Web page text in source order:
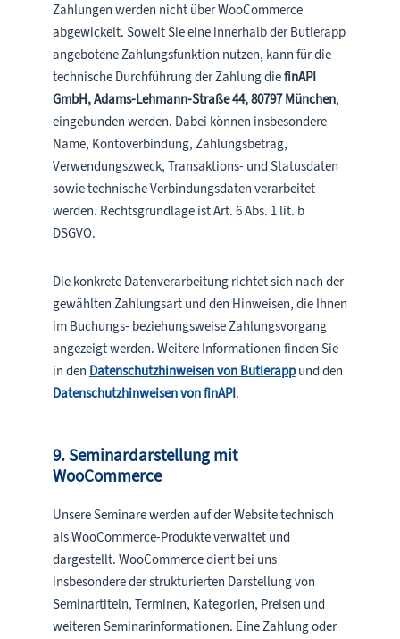
Zahlungen werden nicht über WooCommerce
abgewickelt. Soweit Sie eine innerhalb der Butlerapp
angebotene Zahlungsfunktion nutzen, kann für die
technische Durchführung der Zahlung diefinAPI
GmbH, Adams-Lehmann-Straße 44, 80797 München,
eingebunden werden. Dabei können insbesondere
Name, Kontoverbindung, Zahlungsbetrag,
Verwendungszweck, Transaktions- und Statusdaten
sowie technische Verbindungsdaten verarbeitet
werden. Rechtsgrundlage ist Art. 6 Abs. 1 lit. b
DSGVO.
Die konkrete Datenverarbeitung richtet sich nach der
gewählten Zahlungsart und den Hinweisen, die Ihnen
im Buchungs- beziehungsweise Zahlungsvorgang
angezeigt werden. Weitere Informationen finden Sie
in den Datenschutzhinweisen von Butlerappund den
Datenschutzhinweisen von finAPI.
9. Seminardarstellung mit
WooCommerce
Unsere Seminare werden auf der Website technisch
als WooCommerce-Produkte verwaltet und
dargestellt. WooCommerce dient bei uns
insbesondere der strukturierten Darstellung von
Seminartiteln, Terminen, Kategorien, Preisen und
weiteren Seminarinformationen. Eine Zahlung oder